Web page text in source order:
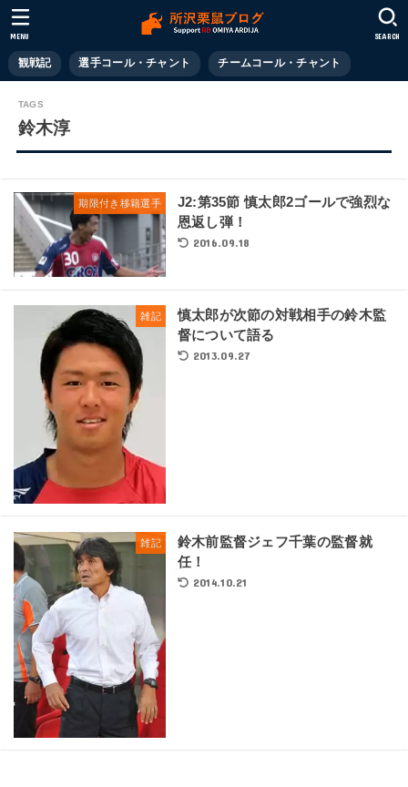
観戦記 選手コール・チャント チームコール・チャント
SEARCH
MENU
鈴木淳
期限付き移籍選手
J2:第35節 慎太郎2ゴールで強烈な
恩返し弾！
2016.09.18
雑記
慎太郎が次節の対戦相手の鈴木監
督について語る
2013.09.27
雑記
鈴木前監督ジェフ千葉の監督就
任！
2014.10.21